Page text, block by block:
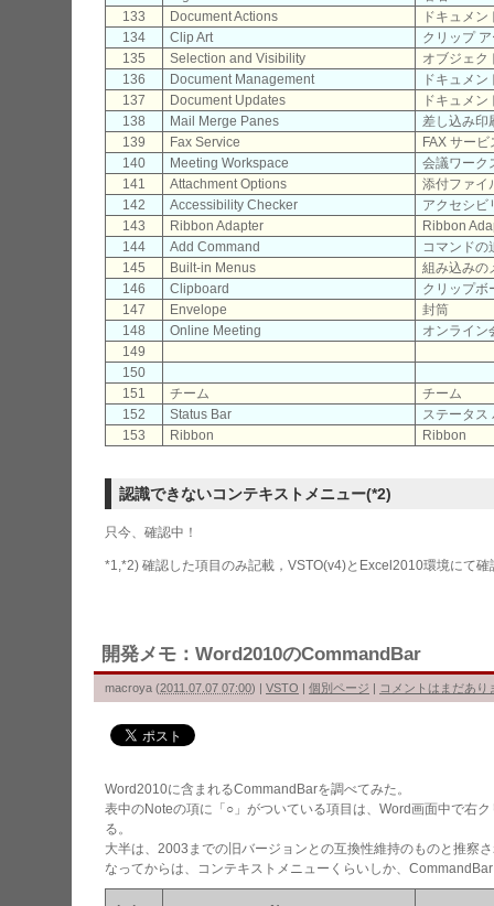
133
Document Actions
ドキュメ
134
Clip Art
クリップ
135
Selection and Visibility
オブジェク
136
Document Management
ドキュメン
137
Document Updates
ドキュメン
138
Mail Merge Panes
差し込み印
139
Fax Service
FAX サービ
140
Meeting Workspace
会議ワーク
141
Attachment Options
添付ファイ
142
Accessibility Checker
アクセシビ
143
Ribbon Adapter
Ribbon
144
Add Command
コマンドの
145
Built-in Menus
組み込みの
146
Clipboard
クリップボ
147
Envelope
封筒
148
Online Meeting
オンライン
149
150
151
チーム
チーム
152
Status Bar
ステータス
153
Ribbon Ribbon
認識できないコンテキストメニュー(*2)
只今、確認中！
*1,*2) 確認した項目のみ記載，VSTO(v4)とExcel2010環境にて確
開発メモ：Word2010のCommandBar
macroya (2011.07.07 07:00) | VSTO | 個別ページ | コメントはまだあり
Word2010に含まれるCommandBarを調べてみた。
表中のNoteの項に「○」がついている項目は、Word画面中で右
る。
大半は、2003までの旧バージョンとの互換性維持のものと推察
なってからは、コンテキストメニューくらいしか、